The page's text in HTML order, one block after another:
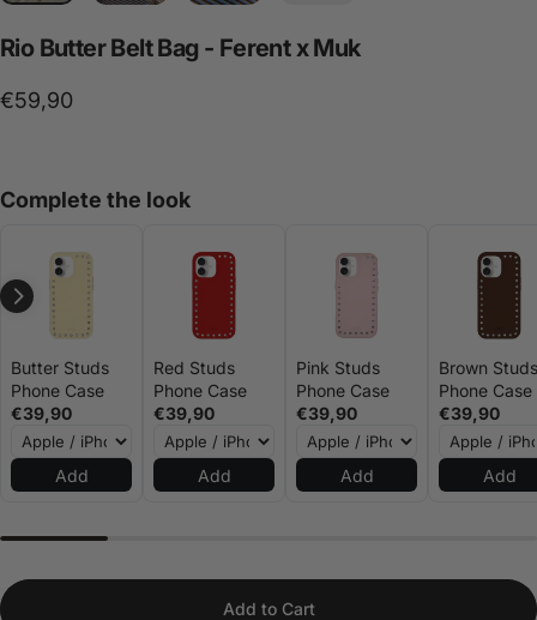
Rio Butter Belt Bag - Ferentx Muk
€59,90
Complete the look
Butter Studs
Phone Case
€39,90
Add
Red Studs
Phone Case
€39,90
Add
Pink Studs
Phone Case
€39,90
Add
Brown Studs
Phone Case
€39,90
Add
Add to Cart